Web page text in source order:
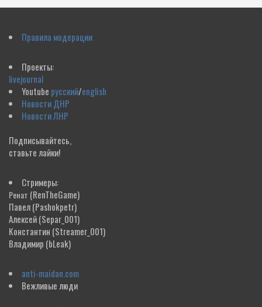
Правила модерации
Проекты:
livejournal
Youtube русский/english
Новости ДНР
Новости ЛНР
Подписывайтесь,
ставьте лайки!
Стримеры:
Ренат (RenTheGame)
Павел(Pashokpetr)
Алексей(Separ_001)
Константин (Streamer_001)
Владимир (bLeak)
anti-maidan.com
Вежливые люди